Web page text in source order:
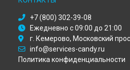
Ремонт духового шкафа FL 100/1
Ремонт духового шкафа FL 100/1
Челнах
Ремонт духового шкафа FL 100/1
+7 (800) 302-39-08
Ежедневно с 09:00 до 21:00
г. Кемерово, Московский
info@services-candy.ru
Политика конфиденциальности